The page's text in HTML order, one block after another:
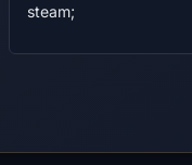
steam;